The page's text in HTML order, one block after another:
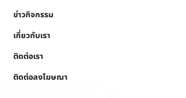
ข่าวกิจกรรม
เกี่ยวกับเรา
ติดต่อเรา
ติดต่อลงโฆษณา